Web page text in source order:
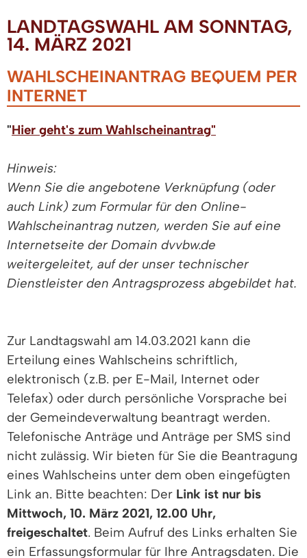
LANDTAGSWAHL AM SONNTAG,
14. MÄRZ 2021
WAHLSCHEINANTRAG BEQUEM PER
INTERNET
"Hier geht's zum Wahlscheinantrag"
Hinweis:
Wenn Sie die angebotene Verknüpfung (oder
auch Link) zum Formular für den Online-
Wahlscheinantrag nutzen, werden Sie auf eine
Internetseite der Domain dvvbw.de
weitergeleitet, auf der unser technischer
Dienstleister den Antragsprozess abgebildet hat.
Zur Landtagswahl am 14.03.2021 kann die
Erteilung eines Wahlscheins schriftlich,
elektronisch (z.B. per E-Mail, Internet oder
Telefax) oder durch persönliche Vorsprache bei
der Gemeindeverwaltung beantragt werden.
Telefonische Anträge und Anträge per SMS sind
nicht zulässig. Wir bieten für Sie die Beantragung
eines Wahlscheins unter dem oben eingefügten
Link an. Bitte beachten: Der Link ist nur bis
Mittwoch, 10. März 2021, 12.00 Uhr,
freigeschaltet. Beim Aufruf des Links erhalten Sie
ein Erfassungsformular für Ihre Antragsdaten. Die